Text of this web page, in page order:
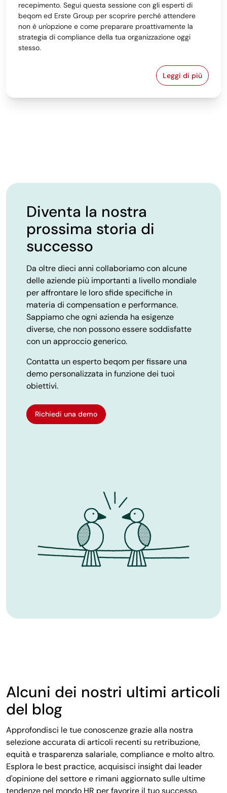
recepimento. Segui questa sessione con gli esperti di
beqom ed Erste Group per scoprire perché attendere
non è un'opzione e come preparare proattivamente la
strategia di compliance della tua organizzazione oggi
stesso.
Leggi di più
Pay
Diventa la nostra
prossima storia di
successo
Da oltre dieci anni collaboriamo con alcune
delle aziende più importanti a livello mondiale
per affrontare le loro sfide specifiche in
materia di compensation e performance.
Sappiamo che ogni azienda ha esigenze
diverse, che non possono essere soddisfatte
con un approccio generico.
Contatta un esperto beqom per fissare una
demo personalizzata in funzione dei tuoi
obiettivi.
Richiedi una demo
Alcuni dei nostri ultimi articoli
del blog
Approfondisci le tue conoscenze grazie alla nostra
selezione accurata di articoli recenti su retribuzione,
equità e trasparenza salariale, compliance e molto altro.
Esplora le best practice, acquisisci insight dai leader
d'opinione del settore e rimani aggiornato sulle ultime
tendenze nel mondo HR per favorire il tuo successo.